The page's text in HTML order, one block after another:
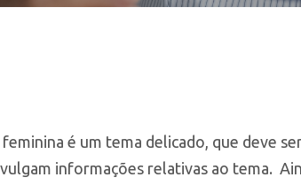
é um tema delicado, que deve
informações relativas ao tema.